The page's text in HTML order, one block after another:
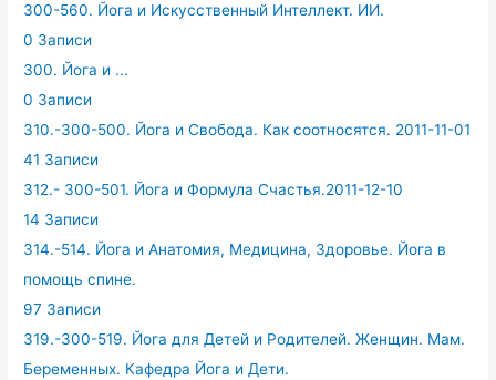
300-560. Йога и Искусственный Интеллект. ИИ.
0 Записи
300. Йога и ...
0 Записи
310.-300-500. Йога и Свобода. Как соотносятся. 2011-11-01
41 Записи
312.- 300-501. Йога и Формула Счастья.2011-12-10
14 Записи
314.-514. Йога и Анатомия, Медицина, Здоровье. Йога в
помощь спине.
97 Записи
319.-300-519. Йога для Детей и Родителей. Женщин. Мам.
Беременных. Кафедра Йога и Дети.